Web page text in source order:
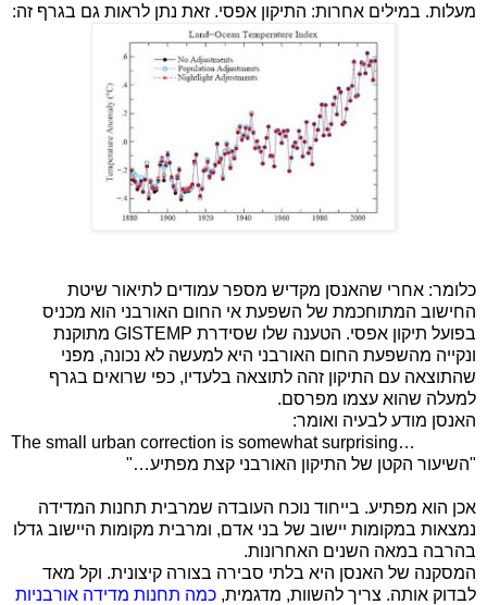
מעלות. במילים אחרות: התיקון אפסי. זאת נתן לראות גם בגרף זה:
כלומר: אחרי שהאנסן מקדיש מספר עמודים לתיאור שיטת
החישוב המתוחכמת של השפעת אי החום האורבני הוא מכניס
בפועל תיקון אפסי. הטענה שלו שסידרת GISTEMP מתוקנת
ונקייה מהשפעת החום האורבני היא למעשה לא נכונה, מפני
שהתוצאה עם התיקון זהה לתוצאה בלעדיו, כפי שרואים בגרף
למעלה שהוא עצמו מפרסם.
האנסן מודע לבעיה ואומר:
The small urban correction is somewhat surprising…
"השיעור הקטן של התיקון האורבני קצת מפתיע…
"
אכן הוא מפתיע. בייחוד נוכח העובדה שמרבית תחנות המדידה
נמצאות במקומות יישוב של בני אדם, ומרבית מקומות היישוב גדלו
בהרבה במאה השנים האחרונות.
המסקנה של האנסן היא בלתי סבירה בצורה קיצונית. וקל מאד
לבדוק אותה. צריך להשוות, מדגמית, כמה תחנות מדידה אורבניות